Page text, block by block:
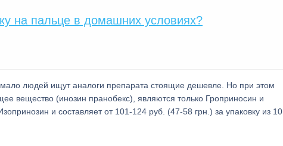
на пальце в домашних условиях?
людей ищут аналоги препарата стоящие дешевле. Но при этом
вещество (инозин пранобекс), являются только Гроприносин и
и составляет от 101-124 руб. (47-58 грн.) за упаковку из 10